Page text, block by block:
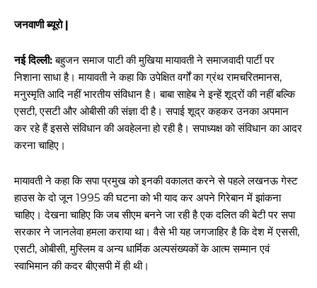
जनवाणी ब्यूरो |
नई दिल्ली:बहुजन समाज पाटी की मुखिया मायावती ने समाजवादी पार्टी पर
निशाना साधा है। मायावती ने कहा कि उपेक्षित वर्गों का ग्रंथ रामचरितमानस,
मनुस्मृति आदि नहीं भारतीय संविधान है। बाबा साहेब ने इन्हें शूद्रों की नहीं बल्कि
एसटी, एसटी और ओबीसी की संज्ञा दी है। सपाई शूद्र कहकर उनका अपमान
कर रहे हैं इससे संविधान की अवहेलना हो रही है। सपाध्यक्ष को संविधान का आदर
करना चाहिए।
मायावती ने कहा कि सपा प्रमुख को इनकी वकालत करने से पहले लखनऊ गेस्ट
हाउस के दो जून 1995 की घटना को भी याद कर अपने गिरेबान में झांकना
चाहिए। देखना चाहिए कि जब सीएम बनने जा रही है एक दलित की बेटी पर सपा
सरकार ने जानलेवा हमला कराया था। वैसे भी यह जगजाहिर है कि देश में एससी,
एसटी, ओबीसी, मुस्लिम व अन्य धार्मिक अल्पसंख्यकों के आत्म सम्मान एवं
स्वाभिमान की कदर बीएसपी में ही थी।